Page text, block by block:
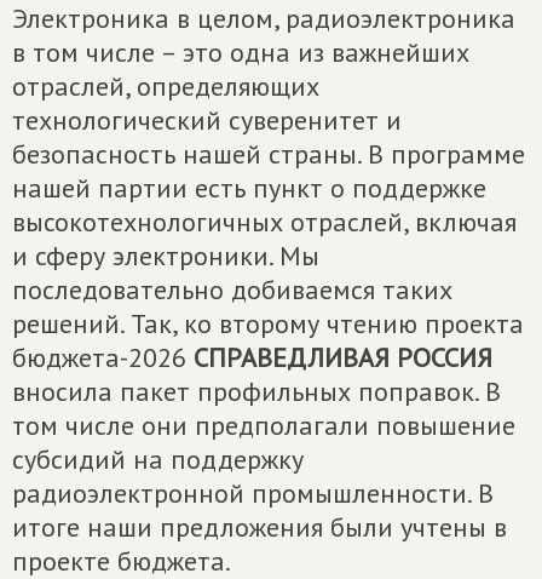
Электроника в целом, радиоэлектроника
в том числе – это одна из важнейших
отраслей, определяющих
технологический суверенитет и
безопасность нашей страны. В программе
нашей партии есть пункт о поддержке
высокотехнологичных отраслей, включая
и сферу электроники. Мы
последовательно добиваемся таких
решений. Так, ко второму чтению проекта
бюджета-2026 СПРАВЕДЛИВАЯ РОССИЯ
вносила пакет профильных поправок. В
том числе они предполагали повышение
субсидий на поддержку
радиоэлектронной промышленности. В
итоге наши предложения были учтены в
проекте бюджета.